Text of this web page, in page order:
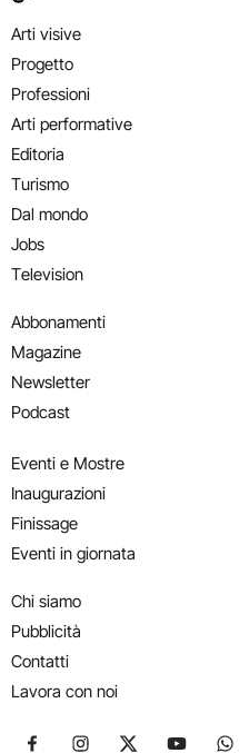
Arti visive
Progetto
Professioni
Arti performative
Editoria
Turismo
Dal mondo
Jobs
Television
Abbonamenti
Magazine
Newsletter
Podcast
Eventi e Mostre
Inaugurazioni
Finissage
Eventi in giornata
Chi siamo
Pubblicità
Contatti
Lavora con noi
Seguici su Facebook
Seguici su Instagram
Seguici su X
Seguici